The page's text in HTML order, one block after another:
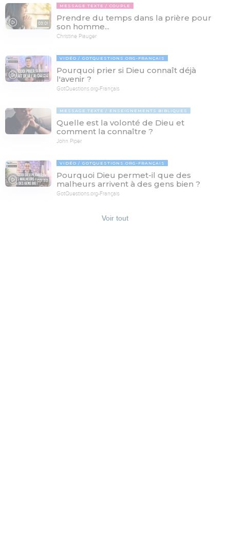
03:01
MESSAGE TEXTE COUPLE
Prendre du temps dans la prière pour
son homme...
Christine Piauger
04:24
VIDÉO GOTQUESTIONS.ORG-FRANÇAIS
Pourquoi prier si Dieu connaît déjà
l'avenir ?
GotQuestions.org-Français
MESSAGE TEXTE ENSEIGNEMENTS BIBLIQUES
Quelle est la volonté de Dieu et
comment la connaître ?
John Piper
03:33
VIDÉO GOTQUESTIONS.ORG-FRANÇAIS
Pourquoi Dieu permet-il que des
malheurs arrivent à des gens bien ?
GotQuestions.org-Français
Voir tout